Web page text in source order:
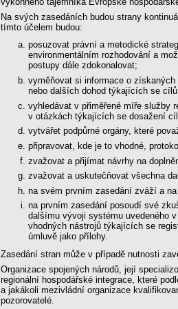
Na svých zasedáních budou strany
tímto účelem budou:
posuzovat právní a metodické
environmentálním rozhodování a
postupy dále zdokonalovat;
vyměňovat si informace o
nebo dalších dohod týkajících se
vyhledávat v přiměřené míře služby
v otázkách týkajících se dosažení
vytvářet podpůrné orgány, které
připravovat, kde je to vhodné,
zvažovat a přijímat návrhy na
zvažovat a uskutečňovat všechna
na svém prvním zasedání zváží a
na prvním zasedání posoudí své
dalšímu vývoji systému uvedeného
vhodných nástrojů týkajících se
úmluvě jako přílohy.
Zasedání stran může v případě nutnosti
Organizace spojených národů, její
regionální hospodářské integrace, které
a jakákoli mezivládní organizace
pozorovatelé.